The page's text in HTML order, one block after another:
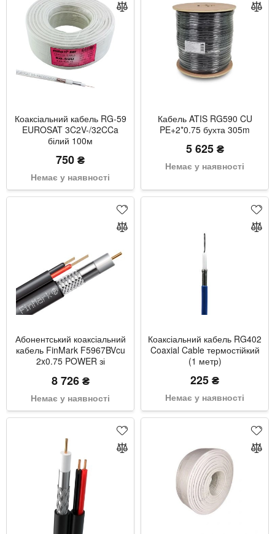
Коаксіальний кабель RG-59
EUROSAT 3C2V-/32CCa
білий 100м
750 ₴
Немає у наявності
Кабель ATIS RG590 CU
PE+2*0.75 бухта 305m
5 625 ₴
Немає у наявності
Абонентський коаксіальний
кабель FinMark F5967BVcu
2x0.75 POWER зі
провідниками (чорний, 305
8 726 ₴
Немає у наявності
Коаксіальний кабель RG402
Coaxial Cable термостійкий
(1 метр)
225 ₴
Немає у наявності